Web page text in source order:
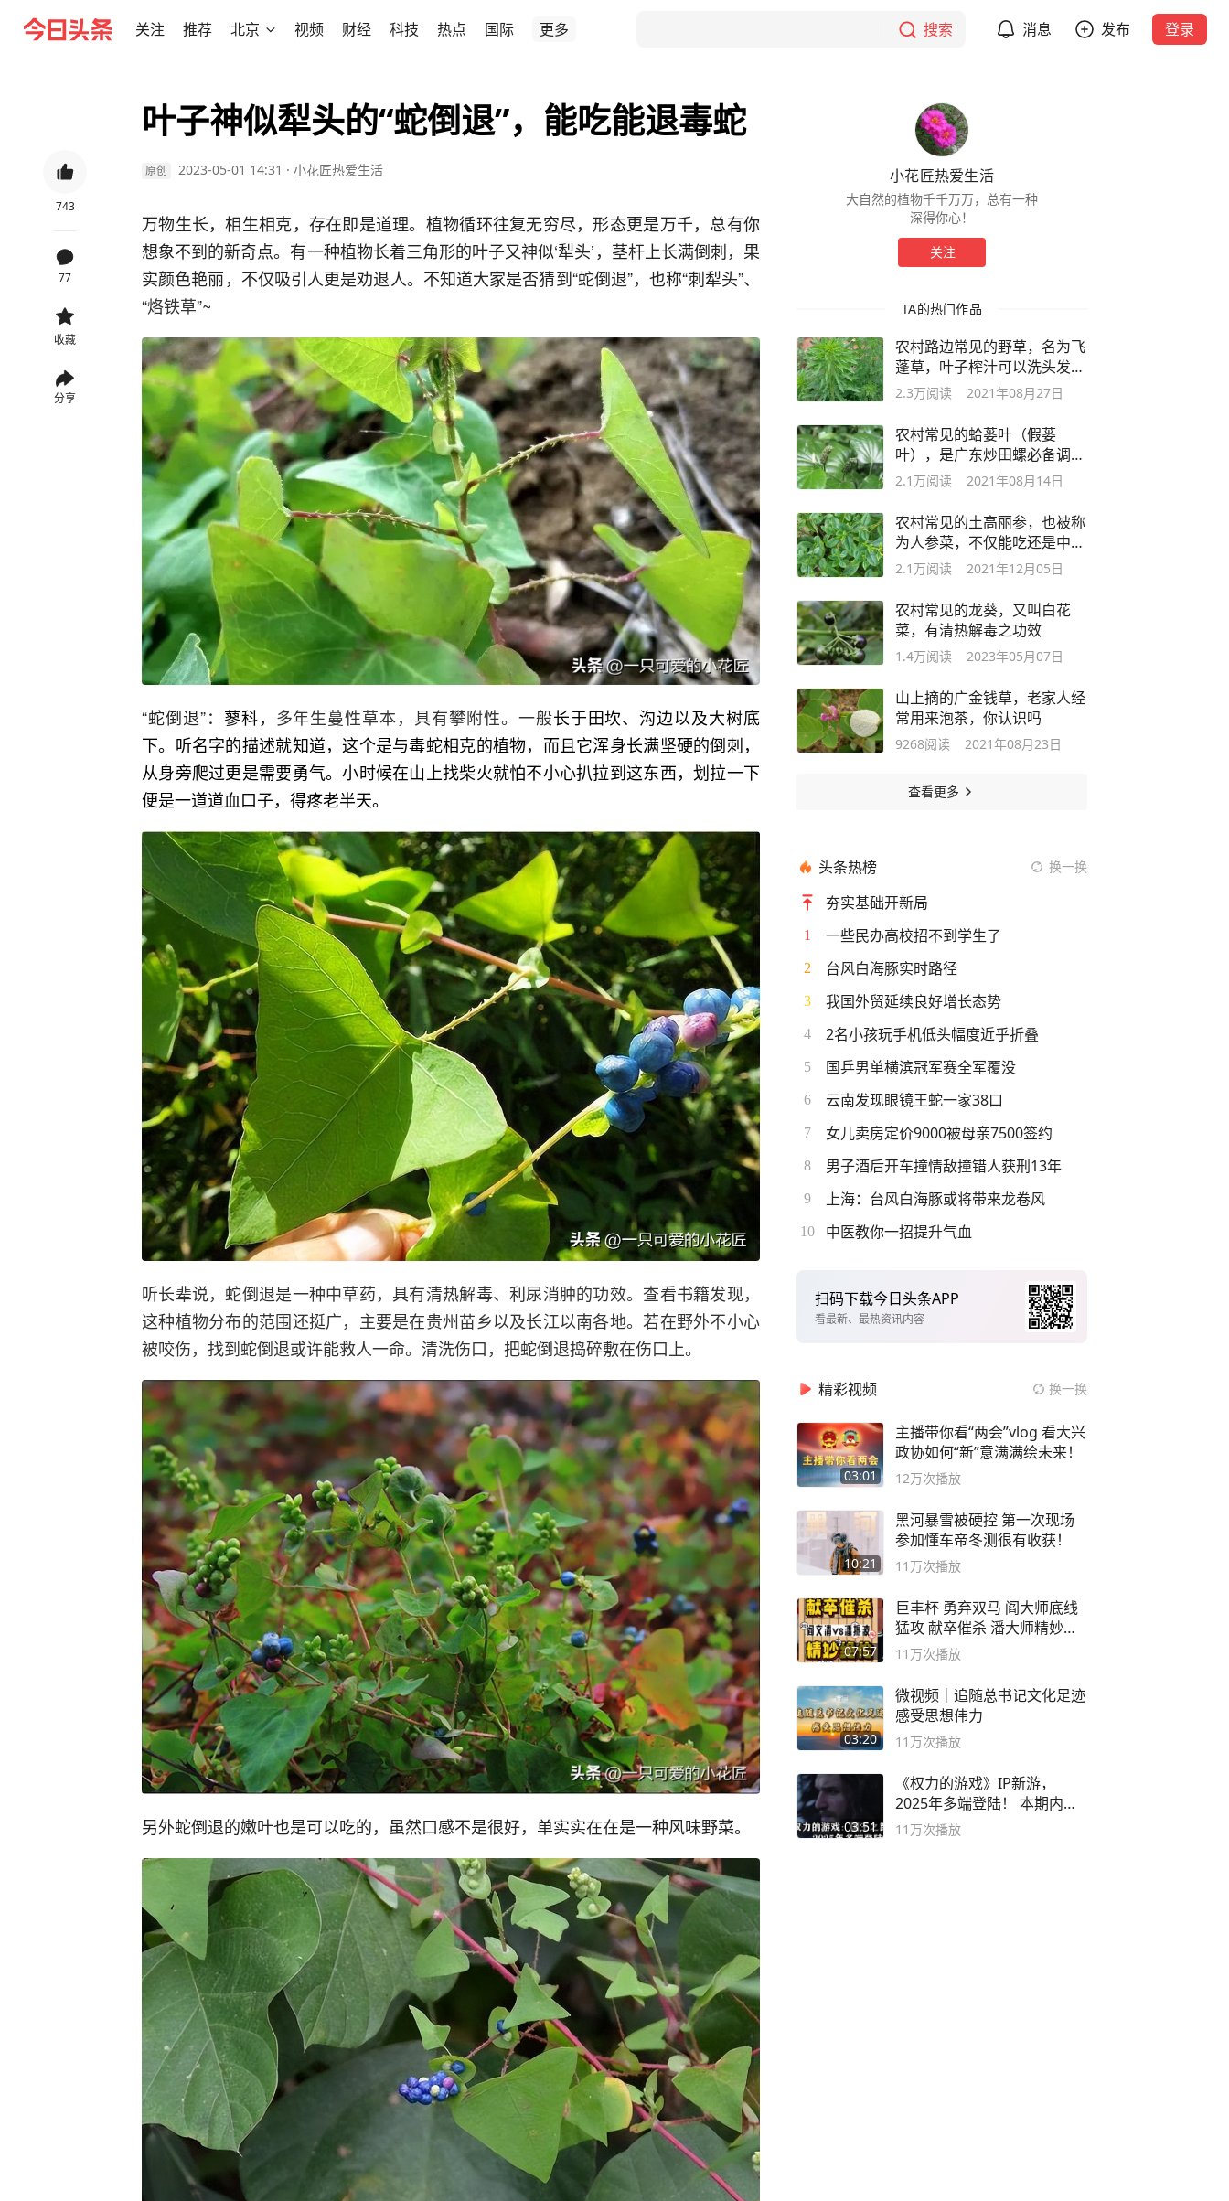
关注 推荐 北京 视频 财经 科技 热点 国际 更多 搜索 消息 发布 登录
743
77
收藏
分享
叶子神似犁头的“蛇倒退”，能吃能退毒蛇
原创 2023-05-01 14:31 · 小花匠热爱生活
万物生长，相生相克，存在即是道理。植物循环往复无穷尽，形态更是万千，总有你
想象不到的新奇点。有一种植物长着三角形的叶子又神似‘犁头’，茎杆上长满倒刺，果
实颜色艳丽，不仅吸引人更是劝退人。不知道大家是否猜到“蛇倒退”，也称“刺犁头”、
“烙铁草”~
“蛇倒退”： 蓼科， 多年生蔓性草本，具有攀附性。一般长于田坎、沟边以及大树底
下。听名字的描述就知道，这个是与毒蛇相克的植物，而且它浑身长满坚硬的倒刺，
从身旁爬过更是需要勇气。小时候在山上找柴火就怕不小心扒拉到这东西，划拉一下
便是一道道血口子，得疼老半天。
听长辈说，蛇倒退是一种中草药，具有清热解毒、利尿消肿的功效。查看书籍发现，
这种植物分布的范围还挺广，主要是在贵州苗乡以及长江以南各地。若在野外不小心
被咬伤，找到蛇倒退或许能救人一命。清洗伤口，把蛇倒退捣碎敷在伤口上。
另外蛇倒退的嫩叶也是可以吃的，虽然口感不是很好，单实实在在是一种风味野菜。
小花匠热爱生活
大自然的植物千千万万，总有一种
深得你心！
关注
TA的热门作品
农村路边常见的野草，名为飞
蓬草，叶子榨汁可以洗头发，
你知道吗
2.3万阅读 2021年08月27日
农村常见的蛤蒌叶（假蒌
叶），是广东炒田螺必备调
料，香味独特
2.1万阅读 2021年08月14日
农村常见的土高丽参，也被称
为人参菜，不仅能吃还是中药
材
2.1万阅读 2021年12月05日
农村常见的龙葵，又叫白花
菜，有清热解毒之功效
1.4万阅读 2023年05月07日
山上摘的广金钱草，老家人经
常用来泡茶，你认识吗
9268阅读 2021年08月23日
查看更多
头条热榜 换一换
夯实基础开新局
1 一些民办高校招不到学生了
2 台风白海豚实时路径
3 我国外贸延续良好增长态势
4 2名小孩玩手机低头幅度近乎折叠
5 国乒男单横滨冠军赛全军覆没
6 云南发现眼镜王蛇一家38口
7 女儿卖房定价9000被母亲7500签约
8 男子酒后开车撞情敌撞错人获刑13年
9 上海：台风白海豚或将带来龙卷风
10 中医教你一招提升气血
扫码下载今日头条APP
看最新、最热资讯内容
精彩视频 换一换
03:01
主播带你看“两会”vlog 看大兴
政协如何“新”意满满绘未来！
12万次播放
10:21
黑河暴雪被硬控 第一次现场
参加懂车帝冬测很有收获！
11万次播放
07:57
巨丰杯 勇弃双马 阎大师底线
猛攻 献卒催杀 潘大师精妙入
局
11万次播放
03:20
微视频｜追随总书记文化足迹
感受思想伟力
11万次播放
03:51
《权力的游戏》IP新游，
2025年多端登陆！ 本期内容
概要
11万次播放